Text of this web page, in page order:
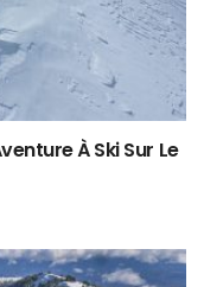
À Ski Sur Le